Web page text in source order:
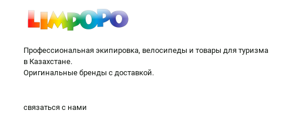
Профессиональная экипировка, велосипеды и товары для туризма
в Казахстане.
Оригинальные бренды с доставкой.
связаться с нами